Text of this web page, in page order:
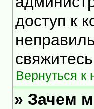
доступ к
Вернуться к
» Зачем